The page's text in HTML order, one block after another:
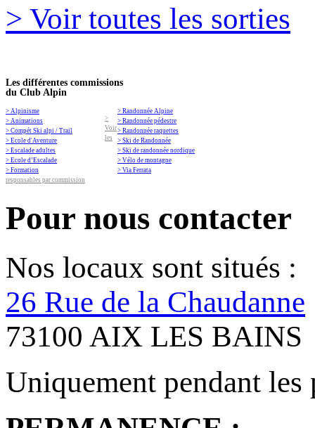
> Voir toutes les sorties
Les différentes commissions
du Club Alpin
> Alpinisme
> Animations
> Compét Ski alpi / Trail
> Ecole d'Aventure
> Escalade adultes
> Ecole d’Escalade
> Formation
> Randonnée Alpine
> Randonnée pédestre
> Randonnée raquettes
> Ski de Randonnée
> Ski de randonnée nordique
> Vélo de montagne
> Via Ferrata
>
Voir
les
responsables par commission
Pour nous contacter
Nos locaux sont situés :
26 Rue de la Chaudanne
73100 AIX LES BAINS
Uniquement pendant les